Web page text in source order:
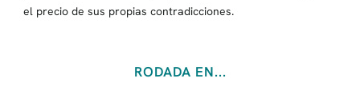
el precio de sus propias contradicciones.
RODADA EN...